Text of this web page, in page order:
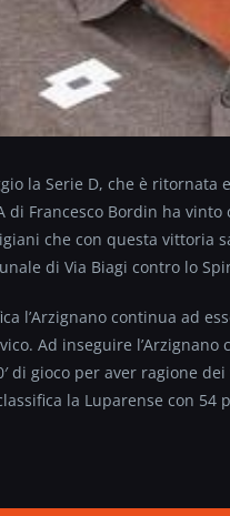
la Serie D, che è ritornata
di Francesco Bordin ha
che con questa vittoria
di Via Biagi contro lo
l’Arzignano continua ad
Ad inseguire
di gioco per aver ragione
la Luparense con